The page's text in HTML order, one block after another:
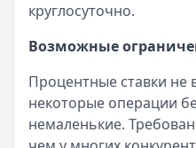
круглосуточно.
Возможные
Процентные ставки не
некоторые операции
немаленькие.